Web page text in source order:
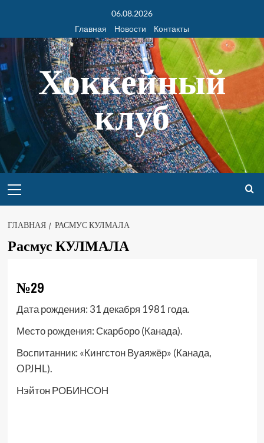
06.08.2026
Главная
Новости Контакты
Хоккейный
клуб
ГЛАВНАЯ РАСМУС КУЛМАЛА
Расмус КУЛМАЛА
№29
Дата рождения: 31 декабря 1981 года.
Место рождения: Скарборо(Канада).
Воспитанник: «Кингстон Вуаяжёр» (Канада,
OPJHL).
Нэйтон РОБИНСОН